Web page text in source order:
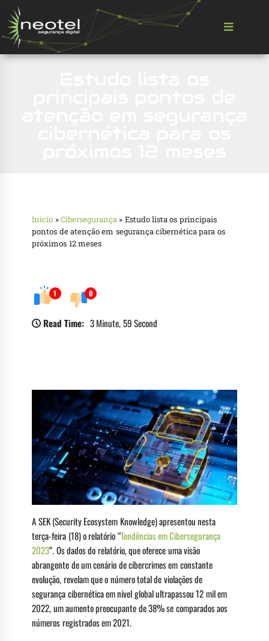
Início »Cibersegurança » Estudo lista os principais
pontos de atenção em segurança cibernética para os
próximos 12 meses
1 0
Read Time: 3 Minute, 59 Second
A SEK (Security Ecosystem Knowledge) apresentou nesta
terça-feira (18) o relatório “Tendências em Cibersegurança
2023”. Os dados do relatório, que oferece uma visão
abrangente de um cenário de cibercrimes em constante
evolução, revelam que o número total de violações de
segurança cibernética em nível global ultrapassou 12 mil em
2022, um aumento preocupante de 38% se comparados aos
números registrados em 2021.